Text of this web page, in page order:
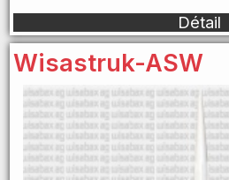
Détail
Wisastruk-ASW